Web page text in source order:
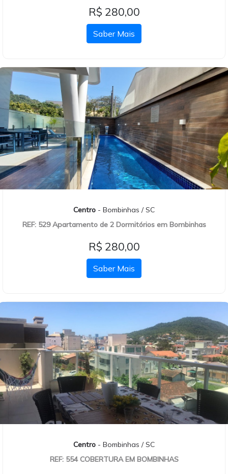
R$ 280,00
Saber Mais
Centro - Bombinhas / SC
REF: 529 Apartamento de 2 Dormitórios em Bombinhas
R$ 280,00
Saber Mais
Centro - Bombinhas / SC
REF: 554 COBERTURA EM BOMBINHAS